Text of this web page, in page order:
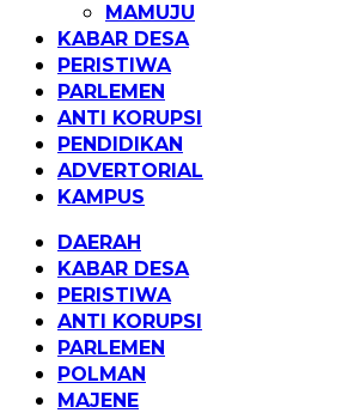
MAMUJU
KABAR DESA
PERISTIWA
PARLEMEN
ANTI KORUPSI
PENDIDIKAN
ADVERTORIAL
KAMPUS
DAERAH
KABAR DESA
PERISTIWA
ANTI KORUPSI
PARLEMEN
POLMAN
MAJENE